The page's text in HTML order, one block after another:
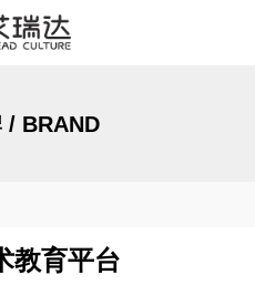
/ BRAND
教育平台